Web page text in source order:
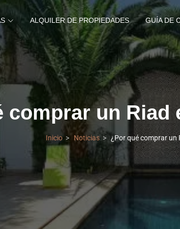
ALQUILER DE PROPIEDADES GUÍA DE
comprar un Riad
Inicio Noticias ¿Por qué comprar un